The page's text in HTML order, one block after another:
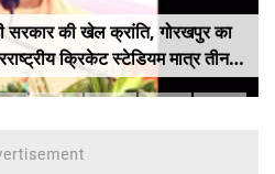
सरकार की खेल क्रांति, गोरखपुर का
क्रिकेट स्टेडियम मात्र तीन
में लगभग 20% तैयार